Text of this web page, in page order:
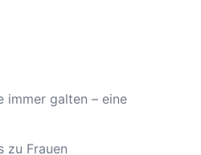
immer galten – eine
zu Frauen